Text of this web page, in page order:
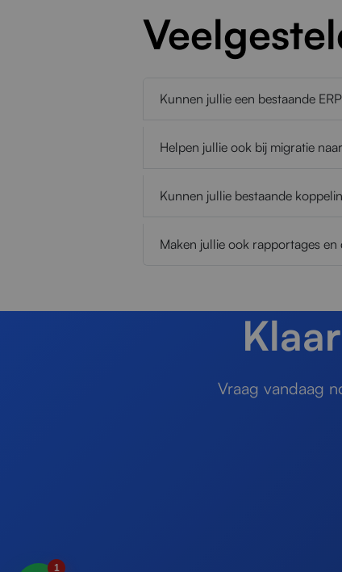
1
Kunnen jullie een bestaande
Helpen jullie ook bij migratie
Kunnen jullie bestaande
Maken jullie ook rapportages
Vraag vandaag